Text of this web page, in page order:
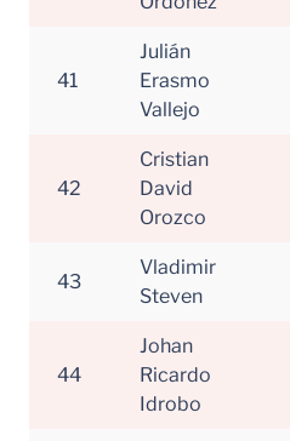
41
Julián
Erasmo
Vallejo
42
Cristian
David
Orozco
43
Vladimir
Steven
44
Johan
Ricardo
Idrobo